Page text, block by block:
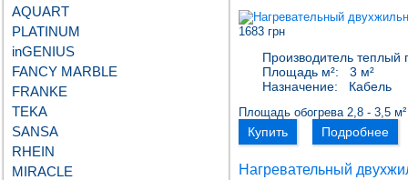
AQUART
PLATINUM
inGENIUS
FANCY MARBLE
FRANKE
TEKA
SANSA
RHEIN
MIRACLE
1683 грн
Производитель теплый
Площадь м²:
3 м²
Назначение:
Кабель
Площадь обогрева 2,8 - 3,5 м²
Купить Подробнее
Нагревательный